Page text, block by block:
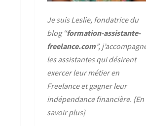
Je suis Leslie, fondatrice du
blog “formation-assistante-
freelance.com”,
les assistantes qui désirent
exercer leur métier en
Freelance et gagner leur
indépendance financière. {En
savoir plus}